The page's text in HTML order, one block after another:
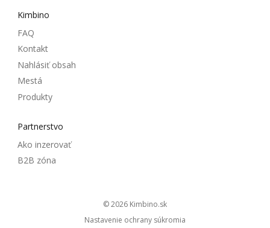
Kimbino
FAQ
Kontakt
Nahlásiť obsah
Mestá
Produkty
Partnerstvo
Ako inzerovať
B2B zóna
© 2026
kimbino.sk
Nastavenie ochrany súkromia